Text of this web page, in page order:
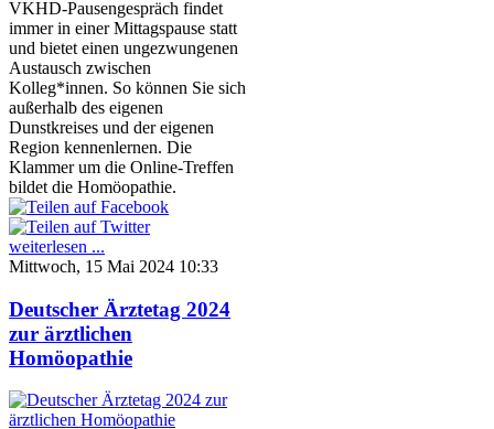
VKHD-Pausengespräch findet
immer in einer Mittagspause statt
und bietet einen ungezwungenen
Austausch zwischen
Kolleg*innen. So können Sie sich
außerhalb des eigenen
Dunstkreises und der eigenen
Region kennenlernen. Die
Klammer um die Online-Treffen
bildet die Homöopathie.
weiterlesen ...
Mittwoch, 15 Mai 2024 10:33
Deutscher Ärztetag 2024
zur ärztlichen
Homöopathie